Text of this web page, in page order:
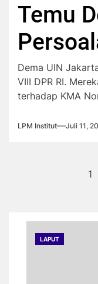
Temu
dengan
Dema UIN
VIII DPR RI.
terhadap KMA
LPM Institut Juli 11,
1
LAPUT